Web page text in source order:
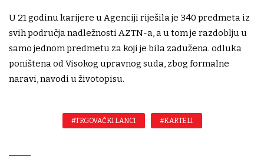
U 21 godinu karijere u Agenciji riješila je 340 predmeta iz
svih područja nadležnosti AZTN-a, a u tom je razdoblju u
samo jednom predmetu za koji je bila zadužena. odluka
poništena od Visokog upravnog suda, zbog formalne
naravi, navodi u životopisu.
#TRGOVAČKI LANCI #KARTELI